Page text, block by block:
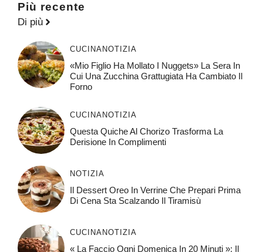
Più recente
Di più
CUCINA NOTIZIA
«Mio Figlio Ha Mollato I Nuggets» La Sera In
Cui Una Zucchina Grattugiata Ha Cambiato Il
Forno
CUCINA NOTIZIA
Questa Quiche Al Chorizo ​​trasforma La
Derisione In Complimenti
NOTIZIA
Il Dessert Oreo In Verrine Che Prepari Prima
Di Cena Sta Scalzando Il Tiramisù
CUCINA NOTIZIA
« La Faccio Ogni Domenica In 20 Minuti »: Il